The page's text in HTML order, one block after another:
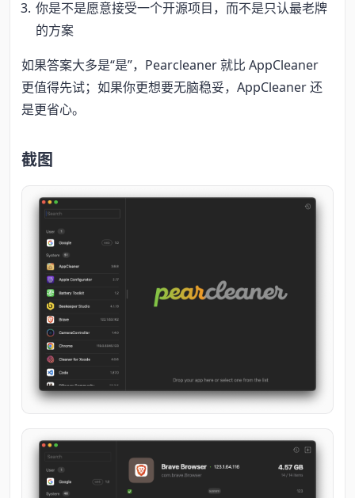
你是不是愿意接受一个开源项目，而不是只认最老牌
的方案
如果答案大多是“是”，Pearcleaner 就比 AppCleaner
更值得先试；如果你更想要无脑稳妥，AppCleaner 还
是更省心。
截图